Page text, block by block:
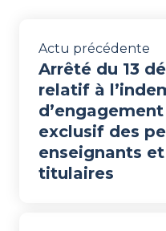
Actu précédente
Arrêté du 13
relatif à
exclusif des
enseignants
titulaires